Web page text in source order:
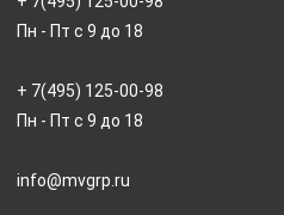
Пн - Пт с 9 до 18
+ 7(495) 125-00-98
Пн - Пт с 9 до 18
info@mvgrp.ru